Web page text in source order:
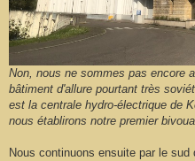
Non, nous ne sommes pas encore
bâtiment d'allure pourtant très
est la centrale hydro-électrique de
nous établirons notre premier
Nous continuons ensuite par le